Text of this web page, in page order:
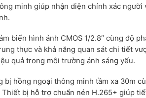
minh giúp nhận diện chính xác
biến hình ảnh CMOS 1/2.8″ cùng độ
thực và khả năng quan sát chi tiết
quả trong môi trường ánh sáng yếu.
bị hồng ngoại thông minh tầm xa 30m
Thiết bị hỗ trợ chuẩn nén H.265+ giúp